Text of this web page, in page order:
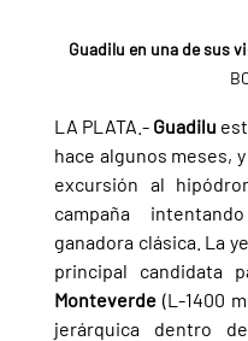
Guadilu en una de sus
LA PLATA.- Guadilu
hace algunos meses,
excursión al
campaña
ganadora clásica. La
principal candidata
Monteverde (L-1400
jerárquica dentro